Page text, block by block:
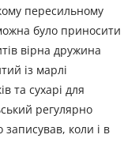
пересильному
було приносити
вірна дружина
із марлі
та сухарі для
регулярно
коли і в